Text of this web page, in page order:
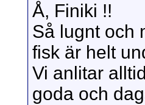
Å, Finiki !!
Så lugnt och
fisk är helt
Vi anlitar
goda och